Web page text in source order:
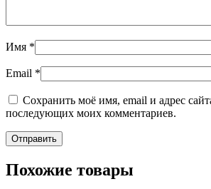
Имя *
Email *
Сохранить моё имя, email и адрес
последующих моих комментариев.
Похожие товары